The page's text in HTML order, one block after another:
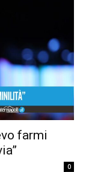
farmi
0